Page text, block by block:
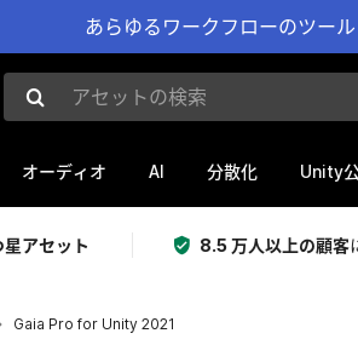
あらゆるワークフローのツー
アセットの検索
オーディオ AI 分散化 Unity
星アセット 8.5 万人以上の顧客
Gaia Pro for Unity 2021